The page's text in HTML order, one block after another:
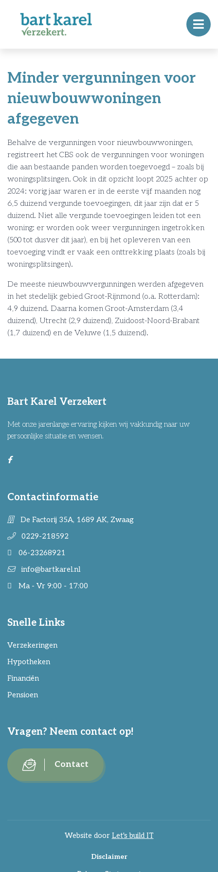
Minder vergunningen voor
nieuwbouwwoningen
afgegeven
Behalve de vergunningen voor nieuwbouwwoningen,
registreert het CBS ook de vergunningen voor woningen
die aan bestaande panden worden toegevoegd – zoals bij
woningsplitsingen. Ook in dit opzicht loopt 2025 achter op
2024: vorig jaar waren er in de eerste vijf maanden nog
6,5 duizend vergunde toevoegingen, dit jaar zijn dat er 5
duizend. Niet alle vergunde toevoegingen leiden tot een
woning: er worden ook weer vergunningen ingetrokken
(500 tot dusver dit jaar), en bij het opleveren van een
toevoeging vindt er vaak een onttrekking plaats (zoals bij
woningsplitsingen).
De meeste nieuwbouwvergunningen werden afgegeven
in het stedelijk gebied Groot-Rijnmond (o.a. Rotterdam):
4,9 duizend. Daarna komen Groot-Amsterdam (3,4
duizend), Utrecht (2,9 duizend), Zuidoost-Noord-Brabant
(1,7 duizend) en de Veluwe (1,5 duizend).
Bart Karel Verzekert
Met onze jarenlange ervaring kijken wij vakkundig naar uw
persoonlijke situatie en wensen.
Contactinformatie
De Factorij 35A, 1689 AK, Zwaag
0229-218592
06-23268921
info@bartkarel.nl
Ma - Vr 9:00 - 17:00
Snelle Links
Verzekeringen
Hypotheken
Financiën
Pensioen
Vragen? Neem contact op!
Contact
Website door Let's build IT
Disclaimer